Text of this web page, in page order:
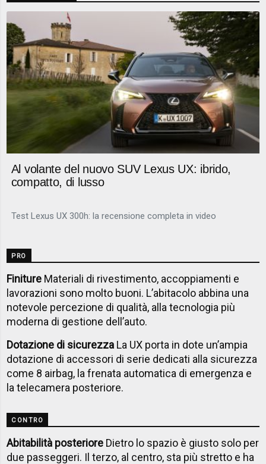
Al volante del nuovo SUV Lexus UX: ibrido,
compatto, di lusso
Test Lexus UX 300h: la recensione completa in video
PRO
Finiture Materiali di rivestimento, accoppiamenti e
lavorazioni sono molto buoni. L’abitacolo abbina una
notevole percezione di qualità, alla tecnologia più
moderna di gestione dell’auto.
Dotazione di sicurezza La UX porta in dote un’ampia
dotazione di accessori di serie dedicati alla sicurezza
come 8 airbag, la frenata automatica di emergenza e
la telecamera posteriore.
CONTRO
Abitabilità posteriore Dietro lo spazio è giusto solo per
due passeggeri. Il terzo, al centro, sta più stretto e ha